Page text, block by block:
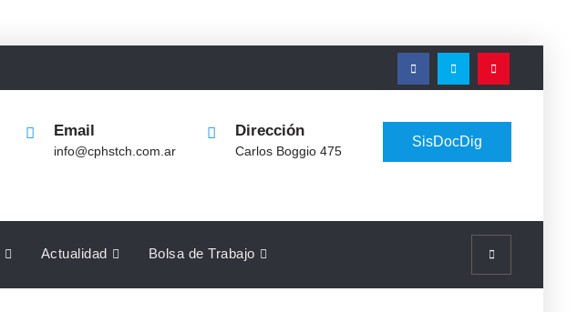
Elemento
del
menú
Elemento
del
menú
del
menú
Email
info@cphstch.com.ar
Dirección
Carlos Boggio 475
SisDocDig
Actualidad Bolsa de Trabajo Search